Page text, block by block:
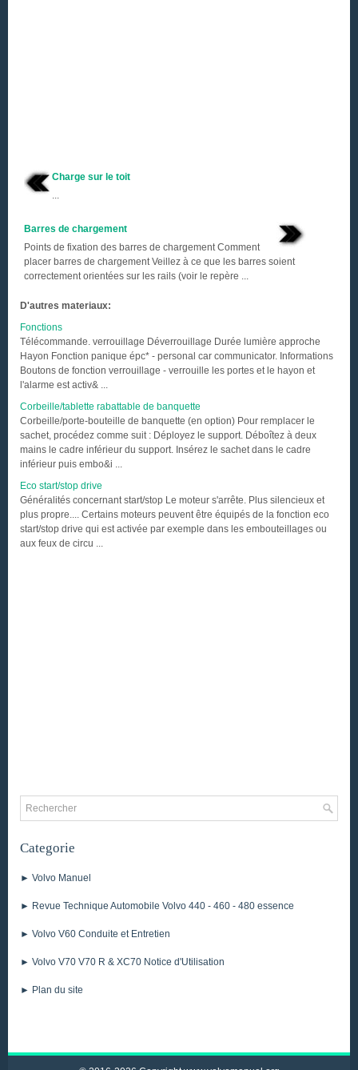
Charge sur le toit
...
Barres de chargement
Points de fixation des barres de chargement Comment
placer barres de chargement Veillez à ce que les barres soient
correctement orientées sur les rails (voir le repère ...
D'autres materiaux:
Fonctions
Télécommande. verrouillage Déverrouillage Durée lumière approche
Hayon Fonction panique épc* - personal car communicator. Informations
Boutons de fonction verrouillage - verrouille les portes et le hayon et
l'alarme est activ& ...
Corbeille/tablette rabattable de banquette
Corbeille/porte-bouteille de banquette (en option) Pour remplacer le
sachet, procédez comme suit : Déployez le support. Déboîtez à deux
mains le cadre inférieur du support. Insérez le sachet dans le cadre
inférieur puis embo&i ...
Eco start/stop drive
Généralités concernant start/stop Le moteur s'arrête. Plus silencieux et
plus propre.... Certains moteurs peuvent être équipés de la fonction eco
start/stop drive qui est activée par exemple dans les embouteillages ou
aux feux de circu ...
Categorie
► Volvo Manuel
► Revue Technique Automobile Volvo 440 - 460 - 480 essence
► Volvo V60 Conduite et Entretien
► Volvo V70 V70 R & XC70 Notice d'Utilisation
► Plan du site